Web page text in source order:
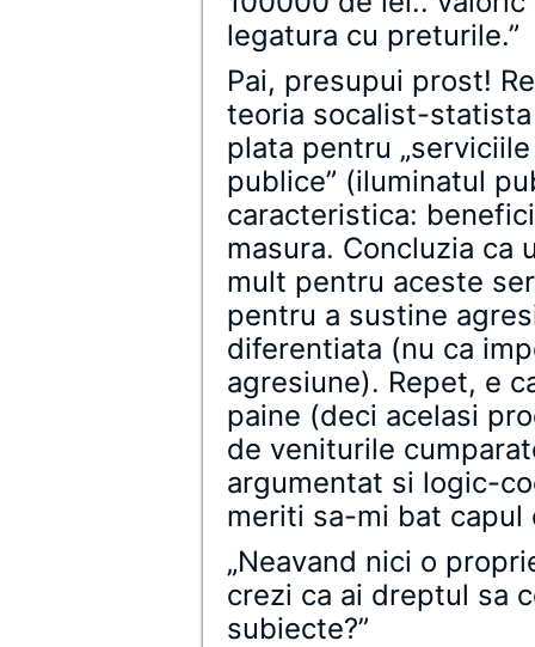
legatura cu preturile.”
Pai, presupui prost!
teoria socalist-
plata pentru
publice” (iluminatul
caracteristica:
masura. Concluzia ca
mult pentru aceste
pentru a sustine
diferentiata (nu ca
agresiune). Repet, e
paine (deci acelasi
de veniturile
argumentat si logic-
meriti sa-mi bat capul
„Neavand nici o
crezi ca ai dreptul sa
subiecte?”